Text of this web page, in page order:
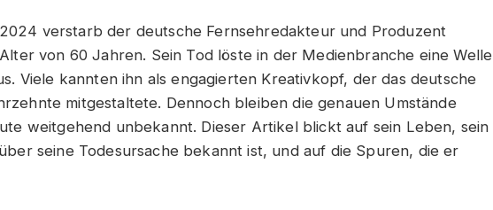
verstarb der deutsche Fernsehredakteur und Produzent
von 60 Jahren. Sein Tod löste in der Medienbranche eine Welle
Viele kannten ihn als engagierten Kreativkopf, der das deutsche
mitgestaltete. Dennoch bleiben die genauen Umstände
weitgehend unbekannt. Dieser Artikel blickt auf sein Leben, sein
seine Todesursache bekannt ist, und auf die Spuren, die er